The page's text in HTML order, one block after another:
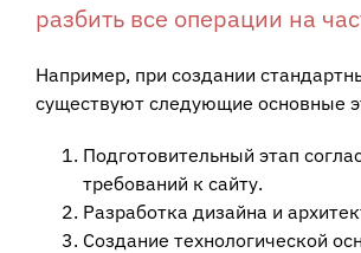
разбить все операции на
Например, при создании
существуют следующие основные
Подготовительный этап
требований к сайту.
Разработка дизайна и
Создание технологической